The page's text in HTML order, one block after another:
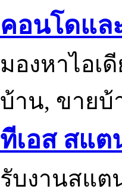
คอนโดแล
มองหาไอเ
บ้าน, ขายบ้
ทีเอส สแ
รับงานสแต